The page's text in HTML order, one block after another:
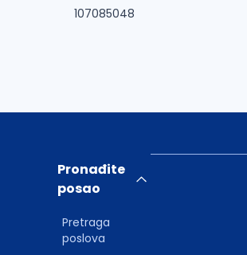
107085048
Pronađite
posao
Pretraga
poslova